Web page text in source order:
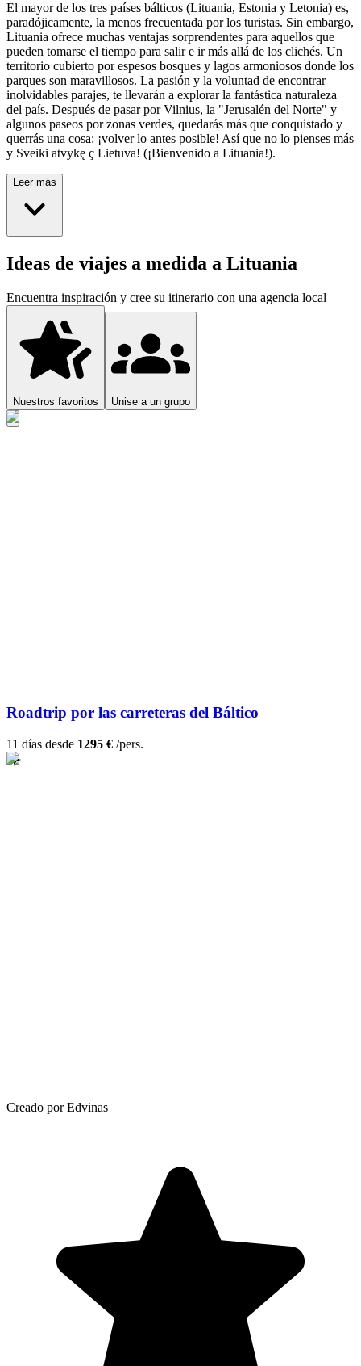
El mayor de los tres países bálticos (Lituania, Estonia y Letonia) es,
paradójicamente, la menos frecuentada por los turistas. Sin embargo,
Lituania ofrece muchas ventajas sorprendentes para aquellos que
pueden tomarse el tiempo para salir e ir más allá de los clichés. Un
territorio cubierto por espesos bosques y lagos armoniosos donde los
parques son maravillosos. La pasión y la voluntad de encontrar
inolvidables parajes, te llevarán a explorar la fantástica naturaleza
del país. Después de pasar por Vilnius, la "Jerusalén del Norte" y
algunos paseos por zonas verdes, quedarás más que conquistado y
querrás una cosa: ¡volver lo antes posible! Así que no lo pienses más
y Sveiki atvykę ç Lietuva! (¡Bienvenido a Lituania!).
Leer más
Ideas de viajes a medida a Lituania
Encuentra inspiración y cree su itinerario con una agencia local
Nuestros favoritos Unise a un grupo
Roadtrip por las carreteras del Báltico
11 días desde 1295 € /pers.
Creado por Edvinas